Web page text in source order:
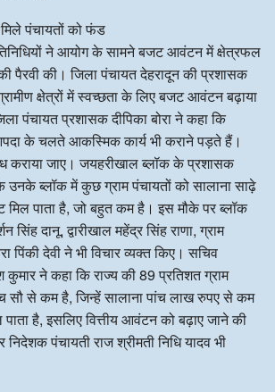
पंचायतों को फंड
ने आयोग के सामने बजट आवंटन में क्षेत्रफल
पैरवी की। जिला पंचायत देहरादून की प्रशासक
क्षेत्रों में स्वच्छता के लिए बजट आवंटन बढ़ाया
पंचायत प्रशासक दीपिका बोरा ने कहा कि
के चलते आकस्मिक कार्य भी कराने पड़ते हैं।
कराया जाए। जयहरीखाल ब्लॉक के प्रशासक
उनके ब्लॉक में कुछ ग्राम पंचायतों को सालाना साढ़े
पाता है, जो बहुत कम है। इस मौके पर ब्लॉक
सिंह दानू, द्वारीखाल महेंद्र सिंह राणा, ग्राम
पिंकी देवी ने भी विचार व्यक्त किए। सचिव
कुमार ने कहा कि राज्य की 89 प्रतिशत ग्राम
सौ से कम है, जिन्हें सालाना पांच लाख रुपए से कम
पाता है, इसलिए वित्तीय आवंटन को बढ़ाए जाने की
पंचायती राज श्रीमती निधि यादव भी